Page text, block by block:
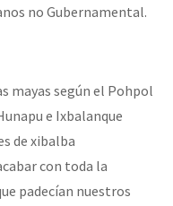
no Gubernamental.
mayas según el Pohpol
e Ixbalanque
de xibalba
con toda la
padecían nuestros